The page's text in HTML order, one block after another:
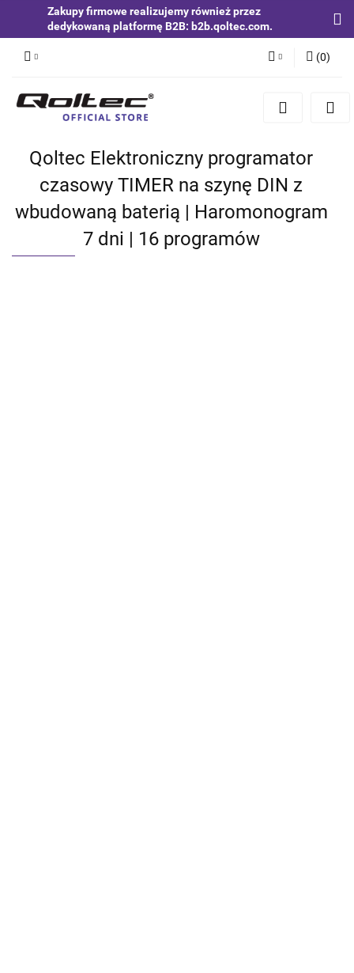
Zakupy firmowe realizujemy również przez
dedykowaną platformę B2B: b2b.qoltec.com.
Zaloguj się
Zgody cookies
(0)
Qoltec Elektroniczny programator
czasowy TIMER na szynę DIN z
wbudowaną baterią | Haromonogram
7 dni | 16 programów